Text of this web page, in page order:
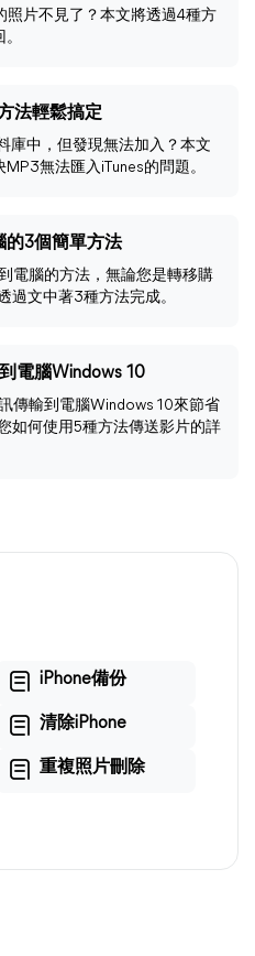
照片不見了？本文將透過4種方
法輕鬆搞定
庫中，但發現無法加入？本文
無法匯入iTunes的問題。
的3個簡單方法
電腦的方法，無論您是轉移購
過文中著3種方法完成。
電腦Windows 10
傳輸到電腦Windows 10來節省
如何使用5種方法傳送影片的詳
iPhone備份
清除iPhone
重複照片刪除